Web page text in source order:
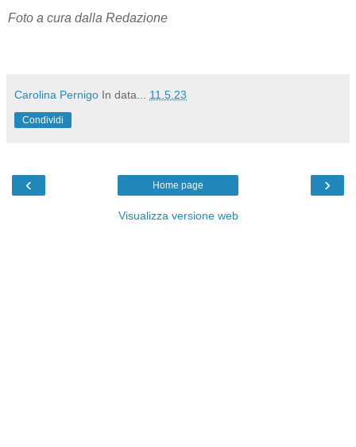
Foto a cura dalla Redazione
Carolina Pernigo In data... 11.5.23
Condividi
‹ ›
Home page
Visualizza versione web